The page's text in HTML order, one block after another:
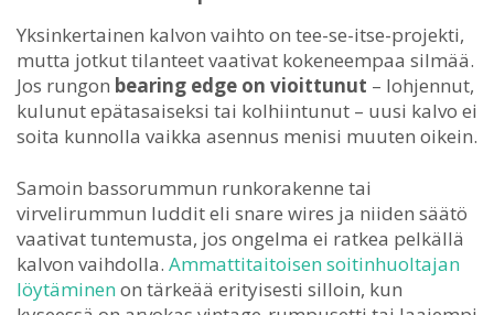
Yksinkertainen kalvon vaihto on tee-se-itse-projekti,
mutta jotkut tilanteet vaativat kokeneempaa silmää.
Jos rungon bearing edge on vioittunut – lohjennut,
kulunut epätasaiseksi tai kolhiintunut – uusi kalvo ei
soita kunnolla vaikka asennus menisi muuten oikein.
Samoin bassorummun runkorakenne tai
virvelirummun luddit eli snare wires ja niiden säätö
vaativat tuntemusta, jos ongelma ei ratkea pelkällä
kalvon vaihdolla. Ammattitaitoisen soitinhuoltajan
löytäminenon tärkeää erityisesti silloin, kun